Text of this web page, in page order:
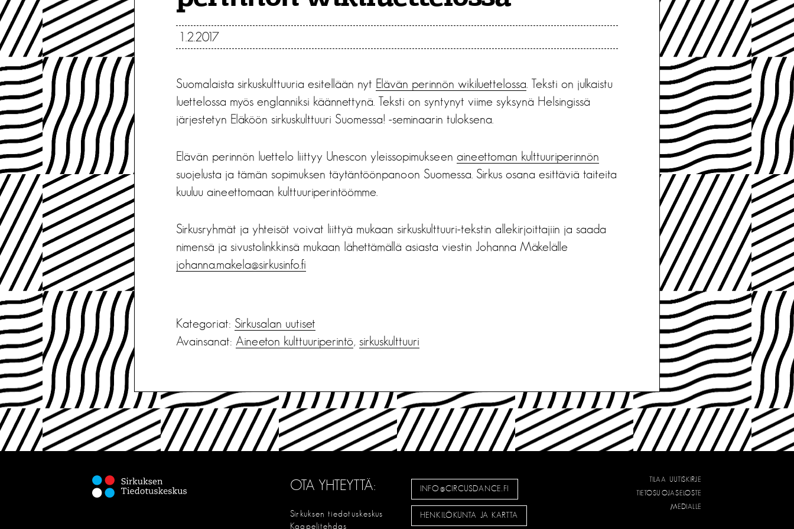
1.2.2017
Suomalaista sirkuskulttuuria esitellään nyt Elävän perinnön wikiluettelossa . Teksti on julkaistu
luettelossa myös englanniksi käännettynä. Teksti on syntynyt viime syksynä Helsingissä
järjestetyn Eläköön sirkuskulttuuri Suomessa! -seminaarin tuloksena.
Elävän perinnön luettelo liittyy Unescon yleissopimukseen aineettoman kulttuuriperinnön
suojelusta ja tämän sopimuksen täytäntöönpanoon Suomessa. Sirkus osana esittäviä taiteita
kuuluu aineettomaan kulttuuriperintöömme.
Sirkusryhmät ja yhteisöt voivat liittyä mukaan sirkuskulttuuri-tekstin allekirjoittajiin ja saada
nimensä ja sivustolinkkinsä mukaan lähettämällä asiasta viestin Johanna Mäkelälle
johanna.makela@sirkusinfo.fi
Kategoriat: Sirkusalan uutiset
Avainsanat: Aineeton kulttuuriperintö, sirkuskulttuuri
OTA YHTEYTTÄ:
Sirkuksen tiedotuskeskus
Kaapelitehdas
INFO@CIRCUSDANCE.FI
HENKILÖKUNTA JA KARTTA
TILAA UUTISKIRJE
TIETOSUOJASELOSTE
MEDIALLE